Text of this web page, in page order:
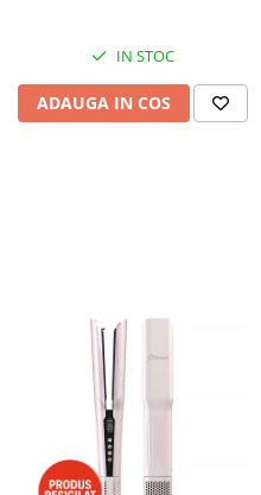
IN STOC
ADAUGA IN COS